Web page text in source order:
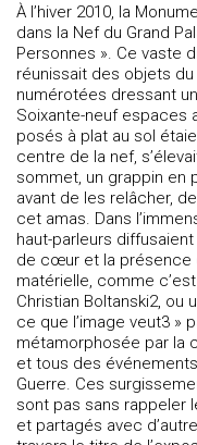
À l’hiver 2010, la
dans la Nef du Grand
Personnes ». Ce vaste
réunissait des objets
numérotées dressant
Soixante-neuf espaces
posés à plat au sol
centre de la nef,
sommet, un grappin en
avant de les relâcher,
cet amas. Dans
haut-parleurs
de cœur et la présence
matérielle, comme
Christian Boltanski2, ou
ce que l’image veut3 »
métamorphosée par la
et tous des
Guerre. Ces
sont pas sans rappeler
et partagés avec